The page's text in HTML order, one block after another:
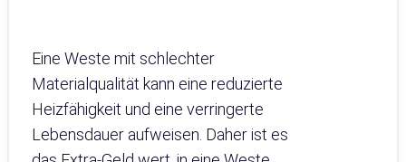
Eine Weste mit schlechter
Materialqualität kann eine reduzierte
Heizfähigkeit und eine verringerte
Lebensdauer aufweisen. Daher ist es